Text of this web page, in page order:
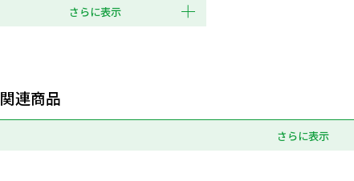
さらに表示
関連商品
さらに表示